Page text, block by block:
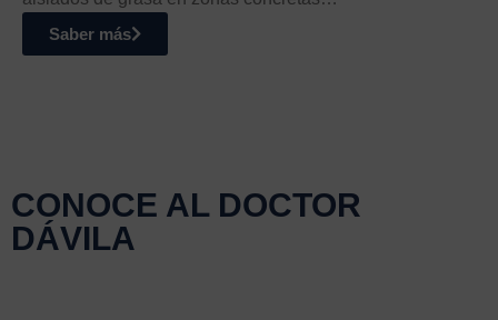
Saber más
CONOCE AL DOCTOR
DÁVILA